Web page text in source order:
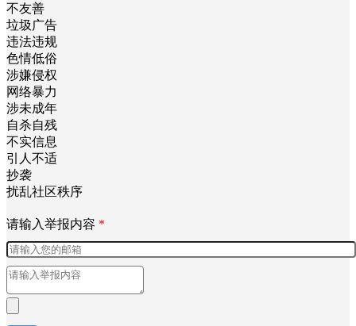
不友善
垃圾广告
违法违规
色情低俗
涉嫌侵权
网络暴力
涉未成年
自杀自残
不实信息
引人不适
抄袭
扰乱社区秩序
请输入举报内容 *